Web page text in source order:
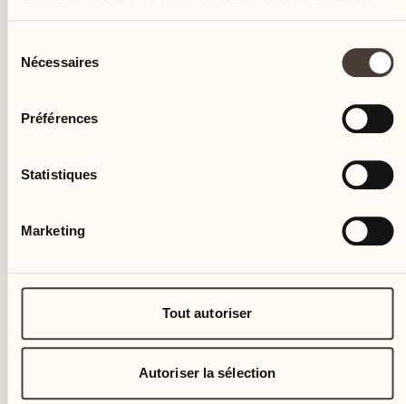
Nécessaires
Préférences
Statistiques
Marketing
Tout autoriser
Autoriser la sélection